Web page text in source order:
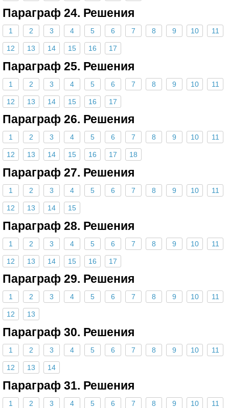
Параграф 24. Решения
1 2 3 4 5 6 7 8 9 10 11
12 13 14 15 16 17
Параграф 25. Решения
1 2 3 4 5 6 7 8 9 10 11
12 13 14 15 16 17
Параграф 26. Решения
1 2 3 4 5 6 7 8 9 10 11
12 13 14 15 16 17 18
Параграф 27. Решения
1 2 3 4 5 6 7 8 9 10 11
12 13 14 15
Параграф 28. Решения
1 2 3 4 5 6 7 8 9 10 11
12 13 14 15 16 17
Параграф 29. Решения
1 2 3 4 5 6 7 8 9 10 11
12 13
Параграф 30. Решения
1 2 3 4 5 6 7 8 9 10 11
12 13 14
Параграф 31. Решения
1 2 3 4 5 6 7 8 9 10 11